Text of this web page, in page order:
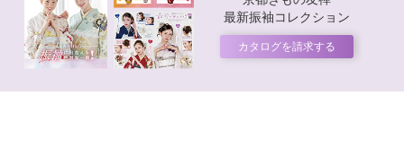
最新振袖コレクション
カタログを請求する